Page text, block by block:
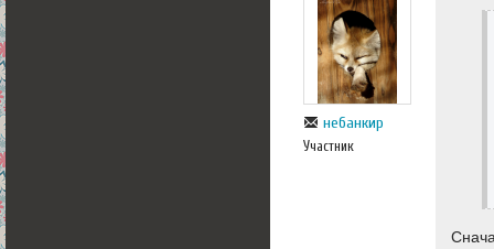
небанкир
Участник